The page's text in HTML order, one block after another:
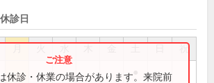
診日
祝
休診・休業の場合があります。来院前